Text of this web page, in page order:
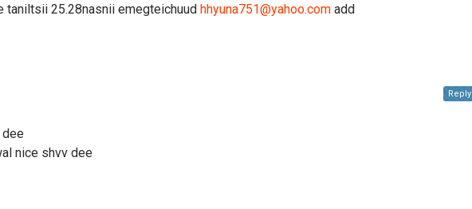
taniltsii 25.28nasnii emegteichuudhhyuna751@yahoo.com add
dee
nice shvv dee
Reply